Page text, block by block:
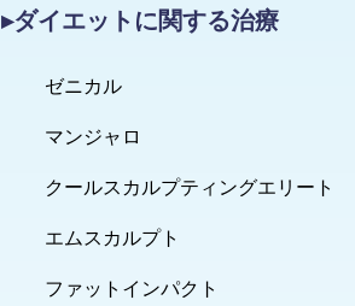
▸ダイエットに関する治療
ゼニカル
マンジャロ
クールスカルプティングエリート
エムスカルプト
ファットインパクト